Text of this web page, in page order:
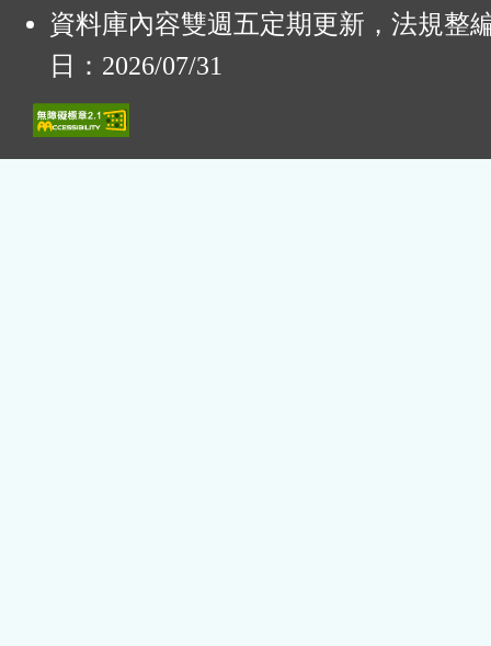
資料庫內容雙週五定期更新，法規整
日：2026/07/31